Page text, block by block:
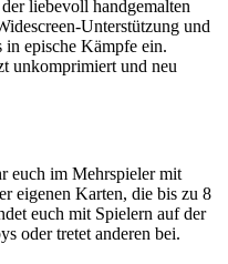
liebevoll handgemalten
Unterstützung und
epische Kämpfe ein.
unkomprimiert und neu
euch im Mehrspieler mit
eigenen Karten, die bis zu 8
euch mit Spielern auf der
oder tretet anderen bei.